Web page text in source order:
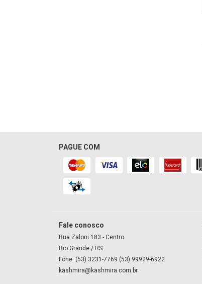
PAGUE COM
Fale conosco
Rua Zaloni 183 - Centro
Rio Grande / RS
Fone: (53) 3231-7769 (53) 99929-6922
kashmira@kashmira.com.br